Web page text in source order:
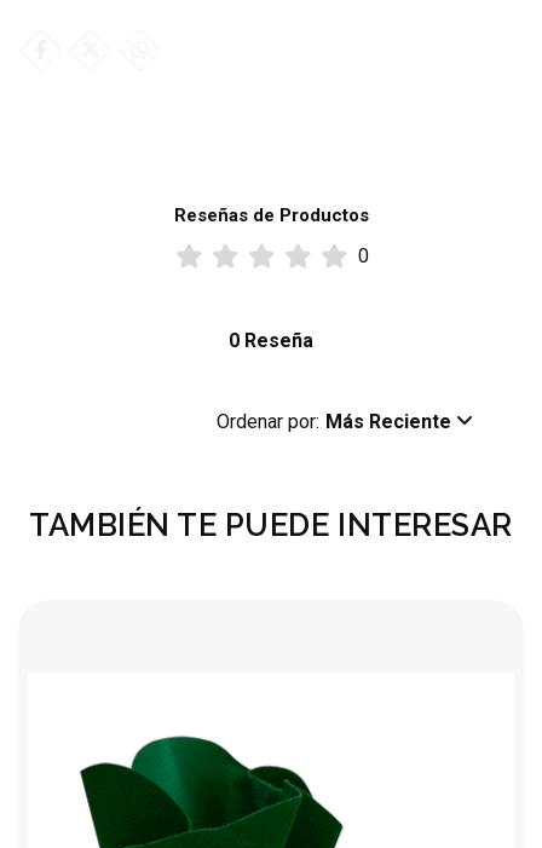
Reseñas de Productos
0
0 Reseña
Ordenar por: Más Reciente
TAMBIÉN TE PUEDE INTERESAR